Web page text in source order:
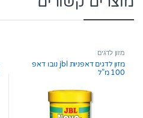
מזון לדגים
מזון לדגים דאפניות jbl נובו דאפ
100 מ”ל